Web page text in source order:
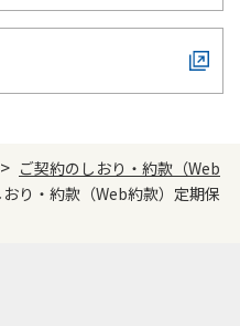
> ご契約のしおり・約款（Web
り・約款（Web約款）定期保